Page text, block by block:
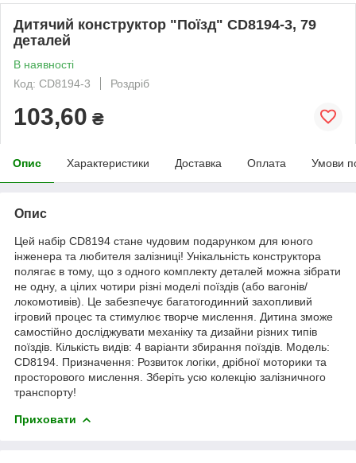
Дитячий конструктор "Поїзд" CD8194-3, 79
деталей
В наявності
Код: CD8194-3
Роздріб
103,60 ₴
Опис Характеристики Доставка Оплата Умови
Опис
Цей набір CD8194 стане чудовим подарунком для юного
інженера та любителя залізниці! Унікальність конструктора
полягає в тому, що з одного комплекту деталей можна зібрати
не одну, а цілих чотири різні моделі поїздів (або вагонів/
локомотивів). Це забезпечує багатогодинний захопливий
ігровий процес та стимулює творче мислення. Дитина зможе
самостійно досліджувати механіку та дизайни різних типів
поїздів. Кількість видів: 4 варіанти збирання поїздів. Модель:
CD8194. Призначення: Розвиток логіки, дрібної моторики та
просторового мислення. Зберіть усю колекцію залізничного
транспорту!
Приховати